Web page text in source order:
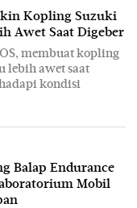
Kopling Suzuki
Awet Saat Digeber
membuat kopling
lebih awet saat
kondisi
Balap Endurance
Mobil